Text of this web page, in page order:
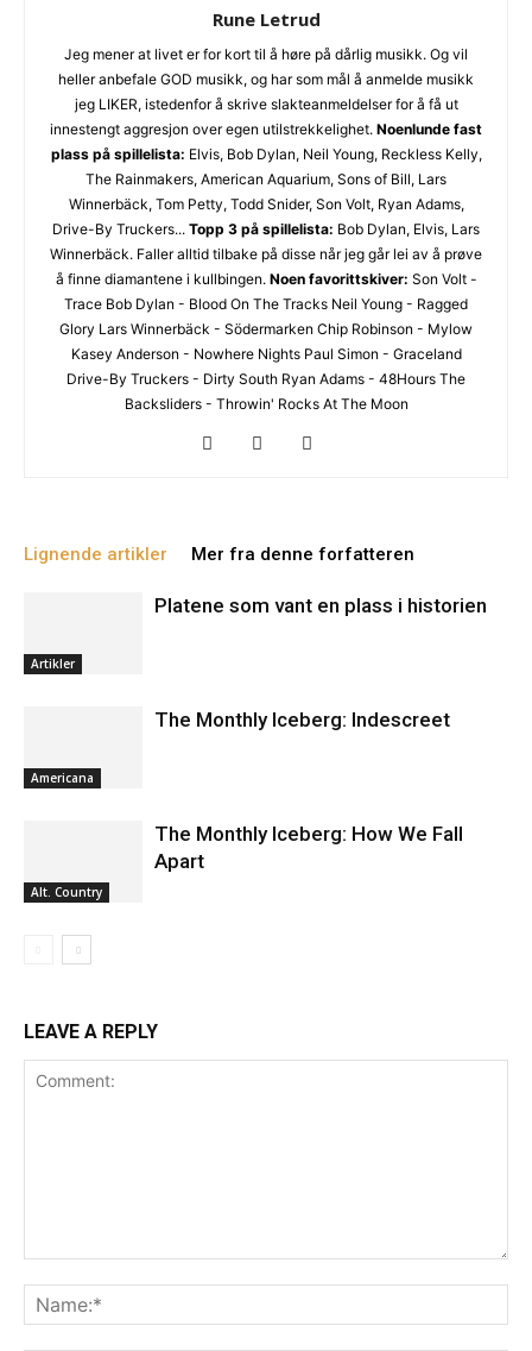
Rune Letrud
Jeg mener at livet er for kort til å høre på dårlig musikk. Og vil
heller anbefale GOD musikk, og har som mål å anmelde musikk
jeg LIKER, istedenfor å skrive slakteanmeldelser for å få ut
innestengt aggresjon over egen utilstrekkelighet. Noenlunde fast
plass på spillelista: Elvis, Bob Dylan, Neil Young, Reckless Kelly,
The Rainmakers, American Aquarium, Sons of Bill, Lars
Winnerbäck, Tom Petty, Todd Snider, Son Volt, Ryan Adams,
Drive-By Truckers... Topp 3 på spillelista: Bob Dylan, Elvis, Lars
Winnerbäck. Faller alltid tilbake på disse når jeg går lei av å prøve
å finne diamantene i kullbingen. Noen favorittskiver: Son Volt -
Trace Bob Dylan - Blood On The Tracks Neil Young - Ragged
Glory Lars Winnerbäck - Södermarken Chip Robinson - Mylow
Kasey Anderson - Nowhere Nights Paul Simon - Graceland
Drive-By Truckers - Dirty South Ryan Adams - 48Hours The
Backsliders - Throwin' Rocks At The Moon
Lignende artikler Mer fra denne forfatteren
Artikler
Platene som vant en plass i historien
Americana
The Monthly Iceberg: Indescreet
Alt. Country
The Monthly Iceberg: How We Fall
Apart
LEAVE A REPLY